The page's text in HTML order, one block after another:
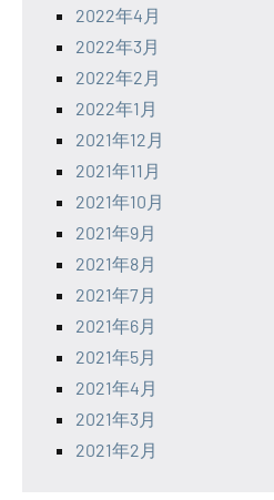
2022年4月
2022年3月
2022年2月
2022年1月
2021年12月
2021年11月
2021年10月
2021年9月
2021年8月
2021年7月
2021年6月
2021年5月
2021年4月
2021年3月
2021年2月